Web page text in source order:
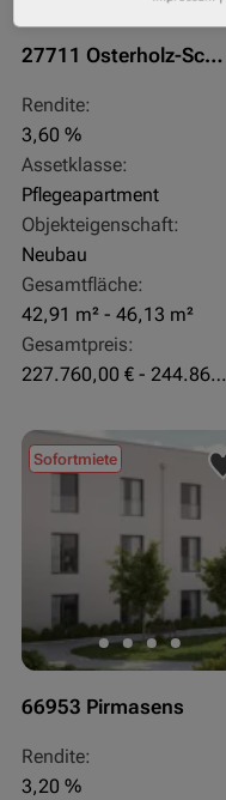
27711 Osterholz-Scharmbeck
Rendite:
3,60 %
Assetklasse:
Pflegeapartment
Objekteigenschaft:
Neubau
Gesamtfläche:
42,91 m² - 46,13 m²
Gesamtpreis:
227.760,00 € - 244.860,00 €
Sofortmiete
66953 Pirmasens
Rendite:
3,20 %